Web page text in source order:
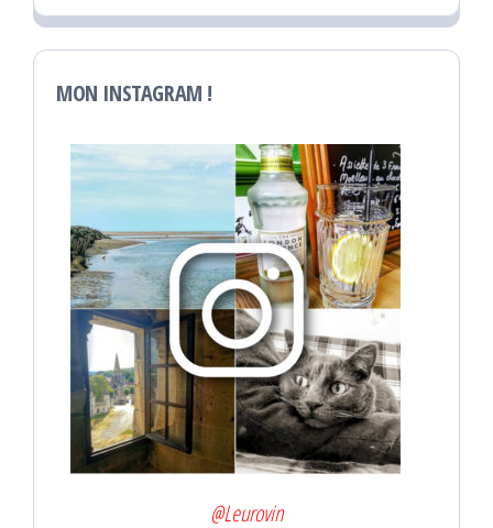
MON INSTAGRAM !
@Leurovin